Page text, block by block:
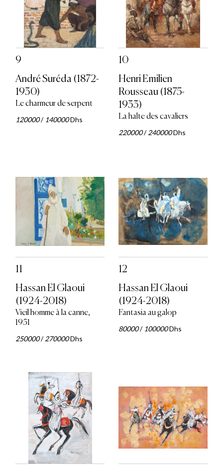
9
André Suréda (1872-
1930)
Le charmeur de serpent
120000/ 140000Dhs
10
Henri Emilien
Rousseau (1875-
1933)
La halte des cavaliers
220000/240000Dhs
11
Hassan El Glaoui
(1924-2018)
Vieil homme à la canne,
1951
250000/270000Dhs
12
Hassan El Glaoui
(1924-2018)
Fantasia au galop
80000/ 100000Dhs